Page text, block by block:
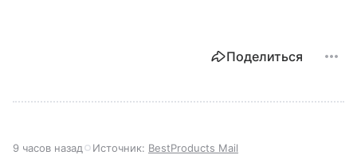
Поделиться
9 часов назад Источник: BestProducts Mail